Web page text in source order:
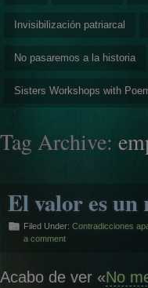
Invisibilización patriarcal
No pasaremos a la historia
Sisters Workshops with
Tag Archive:
El valor es un
Filed Under: Contradicciones
a comment
Acabo de ver «No